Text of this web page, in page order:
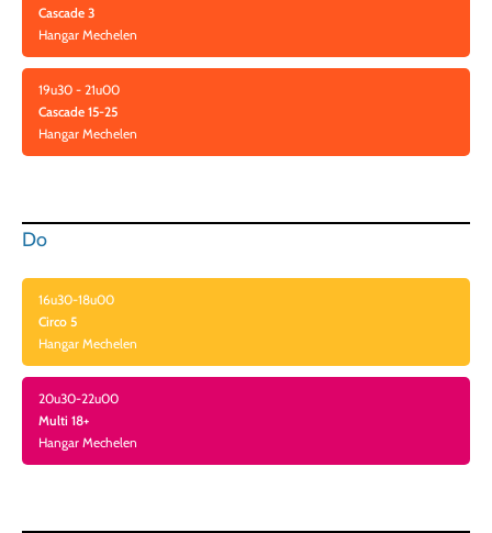
Cascade 3
Hangar Mechelen
19u30 - 21u00
Cascade 15-25
Hangar Mechelen
Do
16u30-18u00
Circo 5
Hangar Mechelen
20u30-22u00
Multi 18+
Hangar Mechelen